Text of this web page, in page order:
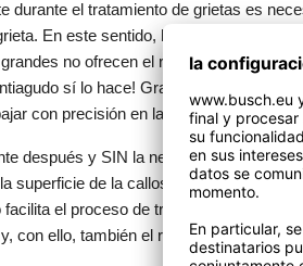
durante el tratamiento de grietas es
En este sentido, los capuchones
no ofrecen el resultado deseado.
sí lo hace! Gracias a la parte
con precisión en la profundidad de la
después y SIN la necesidad de
superficie de la callosidad circundante
el proceso de tratamiento, reduce
con ello, también el